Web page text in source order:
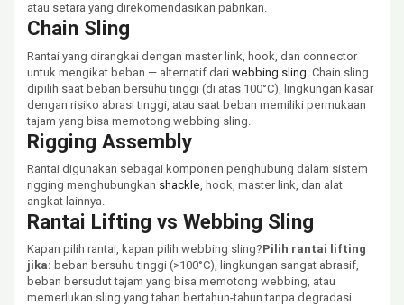
atau setara yang direkomendasikan pabrikan.
Chain Sling
Rantai yang dirangkai dengan master link, hook, dan connector
untuk mengikat beban — alternatif dari webbing sling . Chain sling
dipilih saat beban bersuhu tinggi (di atas 100°C), lingkungan kasar
dengan risiko abrasi tinggi, atau saat beban memiliki permukaan
tajam yang bisa memotong webbing sling.
Rigging Assembly
Rantai digunakan sebagai komponen penghubung dalam sistem
rigging menghubungkan shackle , hook, master link, dan alat
angkat lainnya.
Rantai Lifting vs Webbing Sling
Kapan pilih rantai, kapan pilih webbing sling?Pilih rantai lifting
jika: beban bersuhu tinggi (>100°C), lingkungan sangat abrasif,
beban bersudut tajam yang bisa memotong webbing, atau
memerlukan sling yang tahan bertahun-tahun tanpa degradasi